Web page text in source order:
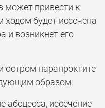
может привести к
ходом будет иссечена
и возникнет его
остром парапроктите
образом:
абсцесса, иссечение